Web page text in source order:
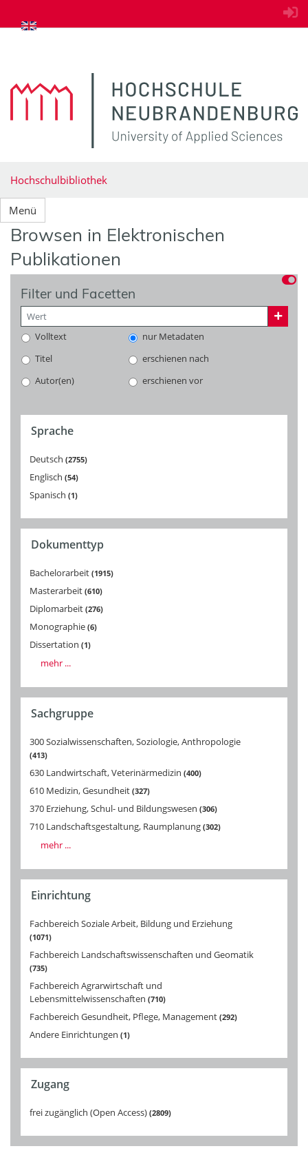
zum Inhalt springen
Hochschulbibliothek
Menü
Browsen in Elektronischen
Publikationen
Filter und Facetten
Volltext
nur Metadaten
Titel
erschienen nach
Autor(en)
erschienen vor
Sprache
Deutsch 2755
Englisch 54
Spanisch 1
Dokumenttyp
Bachelorarbeit 1915
Masterarbeit 610
Diplomarbeit 276
Monographie 6
Dissertation 1
mehr ...
Sachgruppe
300 Sozialwissenschaften, Soziologie, Anthropologie
413
630 Landwirtschaft, Veterinärmedizin 400
610 Medizin, Gesundheit 327
370 Erziehung, Schul- und Bildungswesen 306
710 Landschaftsgestaltung, Raumplanung 302
mehr ...
Einrichtung
Fachbereich Soziale Arbeit, Bildung und Erziehung
1071
Fachbereich Landschaftswissenschaften und Geomatik
735
Fachbereich Agrarwirtschaft und
Lebensmittelwissenschaften 710
Fachbereich Gesundheit, Pflege, Management 292
Andere Einrichtungen 1
Zugang
frei zugänglich (Open Access) 2809